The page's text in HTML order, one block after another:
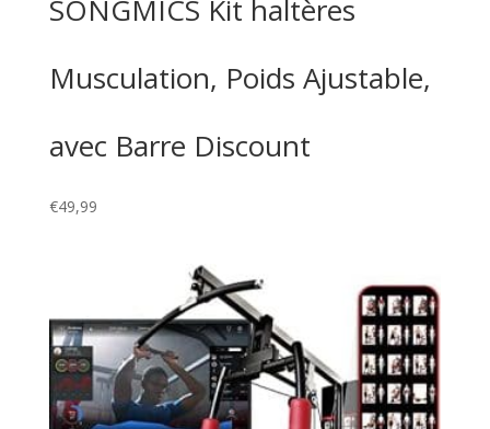
SONGMICS Kit haltères
Musculation, Poids Ajustable,
avec Barre Discount
€49,99